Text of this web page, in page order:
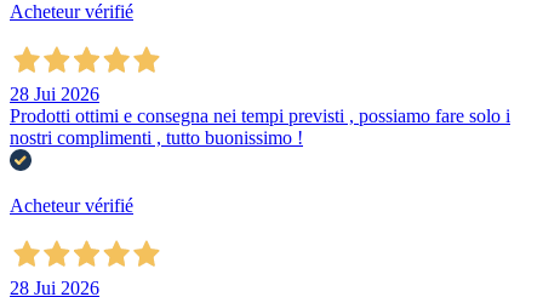
Acheteur vérifié
28 Jui 2026
Prodotti ottimi e consegna nei tempi previsti , possiamo fare solo i
nostri complimenti , tutto buonissimo !
Acheteur vérifié
28 Jui 2026